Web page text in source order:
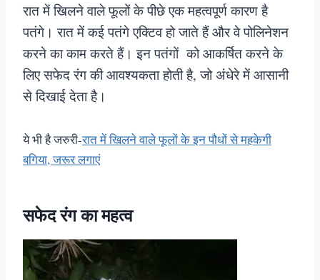
रात में खिलने वाले फूलों के पीछे एक महत्वपूर्ण कारण है
पतंगे। रात में कई पतंगे एक्टिव हो जाते हैं और वे पोलिनेशन
करने का काम करते हैं। इन पतंगों को आकर्षित करने के
लिए सफेद रंग की आवश्यकता होती है, जो अंधेरे में आसानी
से दिखाई देता है।
ये भी है जरुरी-रात में खिलने वाले फूलों के इन पौधों से महकेगी
बगिया, जरूर लगाएं
सफेद रंग का महत्व